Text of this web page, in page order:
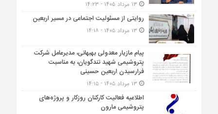
روایتی از مسئولیت اجتماعی در مسیر اربعین
پیام مازیار معدولی بهبهانی، مدیرعامل شرکت
پتروشیمی شهید تندگویان، به مناسبت
فرارسیدن اربعین حسینی
اطلاعیه فعالیت کارکنان روزکار و پروژه‌های
پتروشیمی مارون